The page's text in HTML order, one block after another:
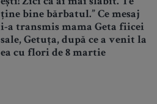
ține bine bărbatul.” Ce mesaj
i-a transmis mama Geta fiicei
sale, Getuța, după ce a venit la
ea cu flori de 8 martie